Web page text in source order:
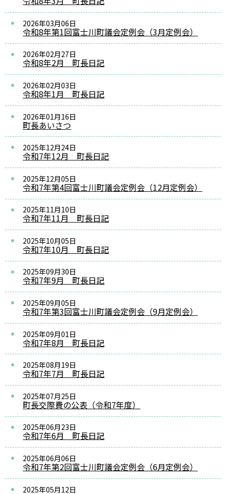
2026年03月06日
令和8年第1回富士川町議会定例会（3月定例会）
2026年02月27日
令和8年2月 町長日記
2026年02月03日
令和8年1月 町長日記
2026年01月16日
町長あいさつ
2025年12月24日
令和7年12月 町長日記
2025年12月05日
令和7年第4回富士川町議会定例会（12月定例会）
2025年11月10日
令和7年11月 町長日記
2025年10月05日
令和7年10月 町長日記
2025年09月30日
令和7年9月 町長日記
2025年09月05日
令和7年第3回富士川町議会定例会（9月定例会）
2025年09月01日
令和7年8月 町長日記
2025年08月19日
令和7年7月 町長日記
2025年07月25日
町長交際費の公表（令和7年度）
2025年06月23日
令和7年6月 町長日記
2025年06月06日
令和7年第2回富士川町議会定例会（6月定例会）
2025年05月12日